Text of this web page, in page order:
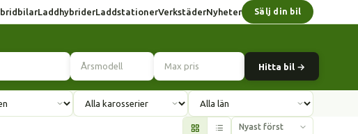
LaddhybriderLaddstationerVerkstäderNyheter Sälj din bil
Hitta bil →